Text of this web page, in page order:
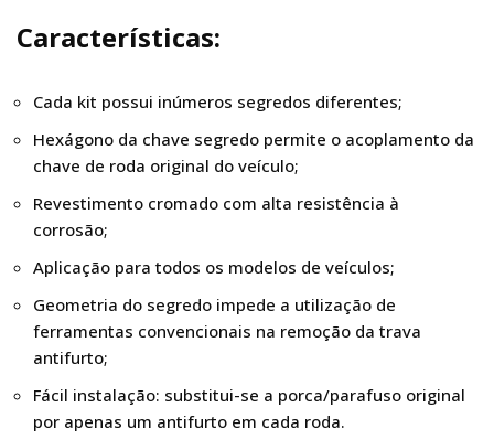
Características:
Cada kit possui inúmeros segredos diferentes;
Hexágono da chave segredo permite o acoplamento da
chave de roda original do veículo;
Revestimento cromado com alta resistência à
corrosão;
Aplicação para todos os modelos de veículos;
Geometria do segredo impede a utilização de
ferramentas convencionais na remoção da trava
antifurto;
Fácil instalação: substitui-se a porca/parafuso original
por apenas um antifurto em cada roda.